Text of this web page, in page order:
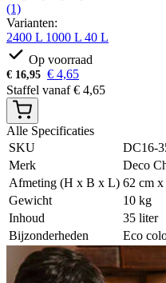
(1)
Varianten:
2400 L 1000 L 40 L
Op voorraad
€ 16,95 € 4,65
Staffel vanaf€ 4,65
Alle Specificaties
SKU
DC16-
Merk
Deco
Afmeting (H x B x L) 62 cm
Gewicht
10 kg
Inhoud
35 liter
Bijzonderheden
Eco